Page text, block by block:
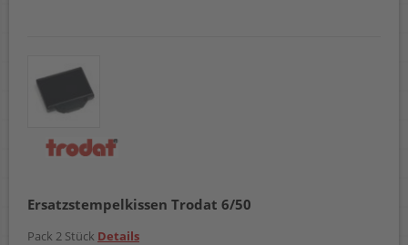
Ersatzstempelkissen Trodat 6/50
Pack 2 Stück Details